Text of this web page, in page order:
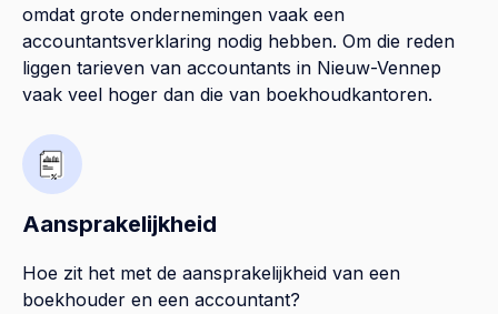
omdat grote ondernemingen vaak een
accountantsverklaring nodig hebben. Om die reden
liggen tarieven van accountants in Nieuw-Vennep
vaak veel hoger dan die van boekhoudkantoren.
Aansprakelijkheid
Hoe zit het met de aansprakelijkheid van een
boekhouder en een accountant?